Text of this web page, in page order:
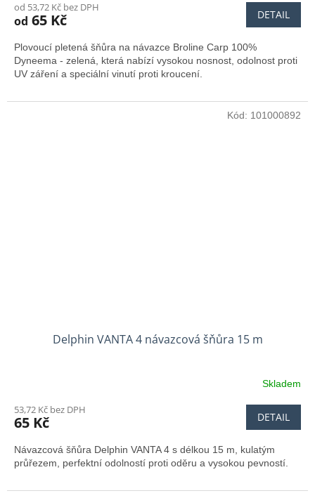
od 53,72 Kč bez DPH
od 65 Kč DETAIL
Plovoucí pletená šňůra na návazce Broline Carp 100%
Dyneema - zelená, která nabízí vysokou nosnost, odolnost proti
UV záření a speciální vinutí proti kroucení.
Delphin VANTA 4 návazcová šňůra 15 m
Skladem
53,72 Kč bez DPH
65 Kč DETAIL
Návazcová šňůra Delphin VANTA 4 s délkou 15 m, kulatým
průřezem, perfektní odolností proti oděru a vysokou pevností.
Kód: 101000892